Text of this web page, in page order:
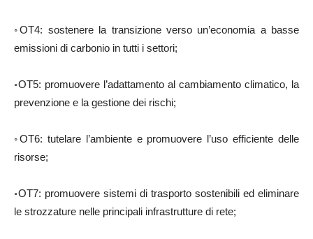
◦OT4: sostenere la transizione verso un’economia a basse
emissioni di carbonio in tutti i settori;
◦OT5: promuovere l’adattamento al cambiamento climatico, la
prevenzione e la gestione dei rischi;
◦OT6: tutelare l’ambiente e promuovere l’uso efficiente delle
risorse;
◦OT7: promuovere sistemi di trasporto sostenibili ed eliminare
le strozzature nelle principali infrastrutture di rete;